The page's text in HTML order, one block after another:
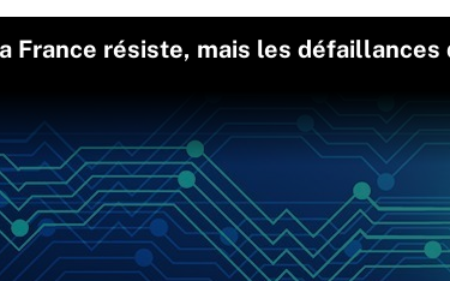
France résiste, mais les défaillances